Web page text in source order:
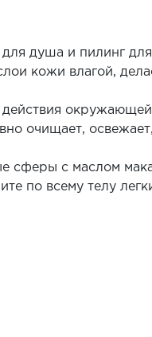
душа и пилинг для
кожи влагой,
очищает,
сферы с маслом
по всему телу